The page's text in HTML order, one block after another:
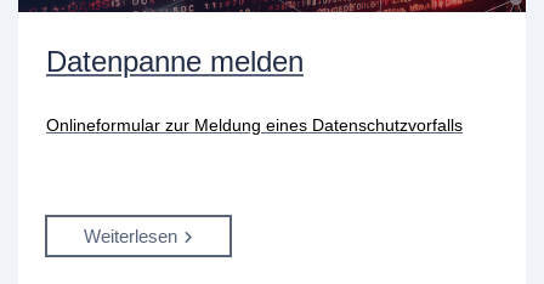
Datenpanne melden
Onlineformular zur Meldung eines Datenschutzvorfalls
Weiterlesen